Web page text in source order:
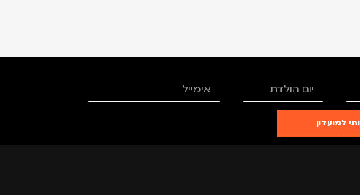
למועדון